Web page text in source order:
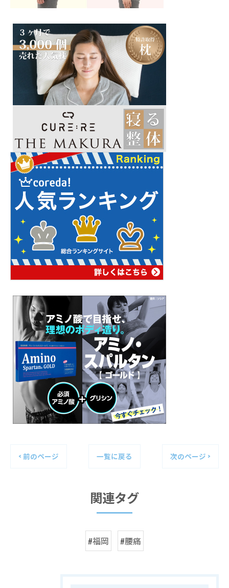
< 前のページ 一覧に戻る 次のページ >
関連タグ
#福岡 #腰痛